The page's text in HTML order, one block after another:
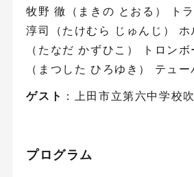
牧野 徹（まきの とおる） ト
淳司（たけむら じゅんじ）
（たなだ かずひこ） トロン
（まつした ひろゆき） テュー
ゲスト ：上田市立第六中学校
プログラム